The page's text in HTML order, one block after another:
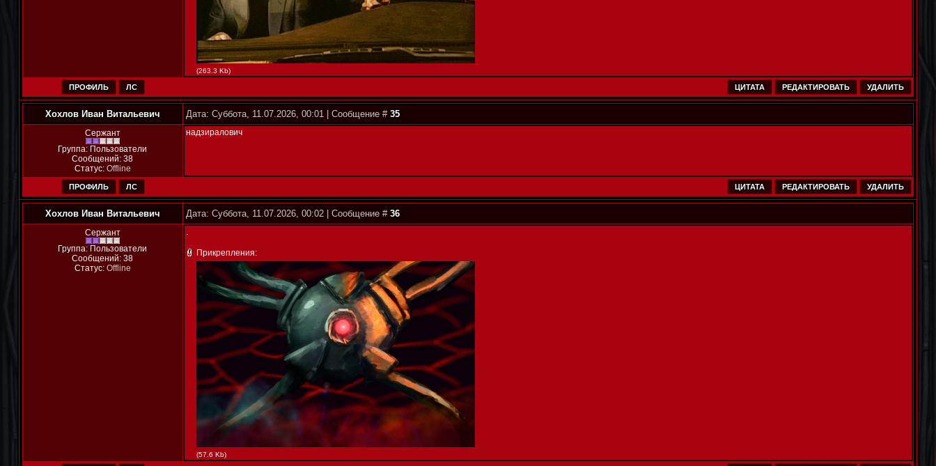
(263.3 Kb)
ПРОФИЛЬ ЛС ЦИТАТА РЕДАКТИРОВАТЬ УДАЛИТЬ
Хохлов Иван Витальевич Дата: Суббота, 11.07.2026, 00:01 | Сообщение # 35
Сержант
Группа: Пользователи
Сообщений: 38
Статус: Offline
надзиралович
ПРОФИЛЬ ЛС ЦИТАТА РЕДАКТИРОВАТЬ УДАЛИТЬ
Хохлов Иван Витальевич Дата: Суббота, 11.07.2026, 00:02 | Сообщение # 36
Сержант
Группа: Пользователи
Сообщений: 38
Статус: Offline
.
Прикрепления:
(57.6 Kb)